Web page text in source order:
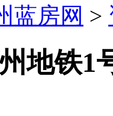
蓝房网 >
地铁1